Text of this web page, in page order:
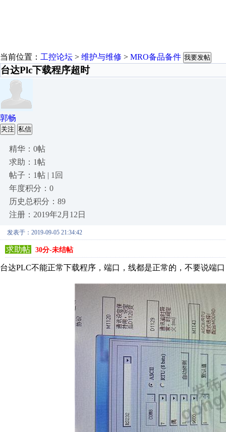
当前位置： 工控论坛 > 维护与维修 > MRO备品备件 我要发帖
台达Plc下载程序超时
郭畅
关注 私信
精华：0帖
求助：1帖
帖子：1帖 | 1回
年度积分：0
历史总积分：89
注册：2019年2月12日
发表于：2019-09-05 21:34:42
求助帖 30分-未结帖
台达PLC不能正常下载程序，端口，线都是正常的，不要说端